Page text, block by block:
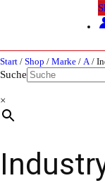
Start / Shop / Marke / A/
Suche
×